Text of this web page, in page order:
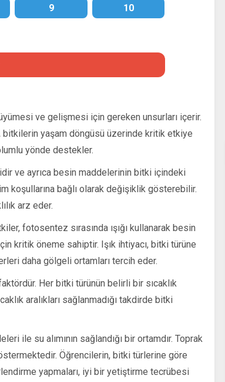
9 10
ve gelişmesi için gereken unsurları içerir.
bitkilerin yaşam döngüsü üzerinde kritik etkiye
yönde destekler.
ve ayrıca besin maddelerinin bitki içindeki
koşullarına bağlı olarak değişiklik gösterebilir.
arz eder.
fotosentez sırasında ışığı kullanarak besin
kritik öneme sahiptir. Işık ihtiyacı, bitki türüne
daha gölgeli ortamları tercih eder.
Her bitki türünün belirli bir sıcaklık
aralıkları sağlanmadığı takdirde bitki
ile su alımının sağlandığı bir ortamdır. Toprak
Öğrencilerin, bitki türlerine göre
yapmaları, iyi bir yetiştirme tecrübesi